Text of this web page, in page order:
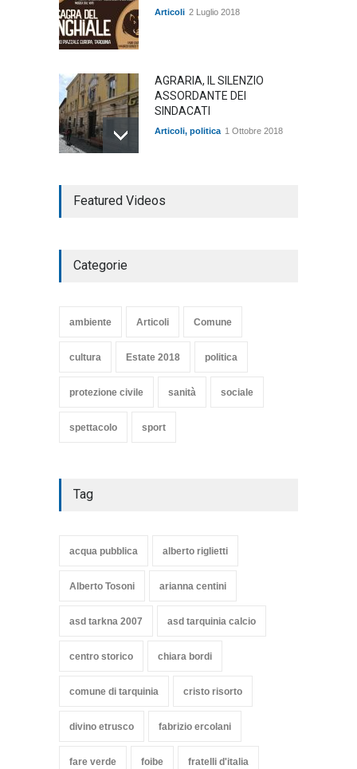
Articoli 2 Luglio 2018
AGRARIA, IL SILENZIO
ASSORDANTE DEI
SINDACATI
Articoli, politica 1 Ottobre 2018
COMMEDIA"
TARQUINIA
Featured Videos
Categorie
ambiente Articoli Comune
cultura Estate 2018 politica
protezione civile sanità sociale
spettacolo sport
Tag
acqua pubblica alberto riglietti
Alberto Tosoni arianna centini
asd tarkna 2007 asd tarquinia calcio
centro storico chiara bordi
comune di tarquinia cristo risorto
divino etrusco fabrizio ercolani
fare verde foibe fratelli d'italia